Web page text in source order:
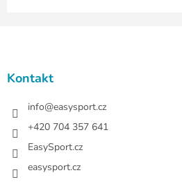
Kontakt
info@easysport.cz
+420 704 357 641
EasySport.cz
easysport.cz